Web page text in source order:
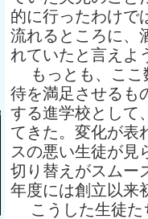
的に行ったわけで
流れるところに、
れていたと言えよ
もっとも、ここ
待を満足させるも
する進学校として
てきた。変化が表
スの悪い生徒が見
切り替えがスムー
年度には創立以
こうした生徒た